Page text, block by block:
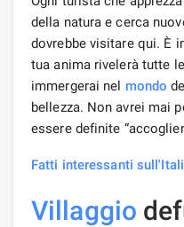
della natura e cerca
dovrebbe visitare qui. È
tua anima rivelerà tutte
immergerai nel mondo
bellezza. Non avrei mai
essere definite
Fatti interessanti
Villaggio